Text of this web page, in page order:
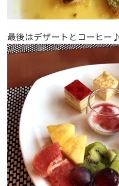
最後はデザートとコーヒー♪